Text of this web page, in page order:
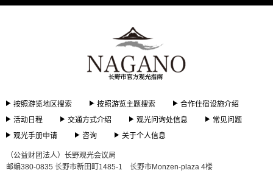
按照游览地区搜索 按照游览主题搜索
合作住宿设施介绍
活动日程
交通方式介绍 观光问询处信息
常见问题
观光手册申请
咨询 关于个人信息
（公益财团法人）长野观光会议局
邮编380-0835 长野市新田町1485-1 长野市Monzen-plaza 4楼